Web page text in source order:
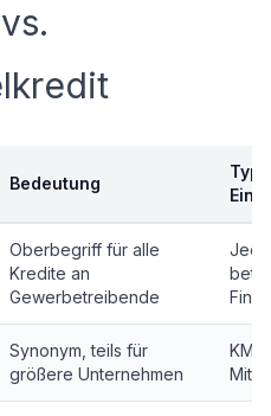
Bedeutung
Oberbegriff für alle
Kredite an
Gewerbetreibende
Jede
Synonym, teils für
größere Unternehmen